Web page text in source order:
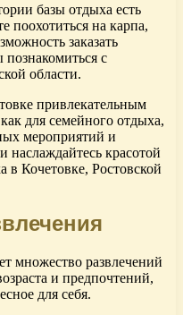
базы отдыха есть
поохотиться на карпа,
заказать
познакомиться с
области.
привлекательным
для семейного отдыха,
мероприятий и
наслаждайтесь красотой
Кочетовке, Ростовской
множество развлечений
и предпочтений,
для себя.